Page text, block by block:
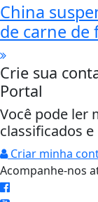
China
de carne de
Crie sua
Portal
Você pode ler
classificados
Criar minha
Acompanhe-nos